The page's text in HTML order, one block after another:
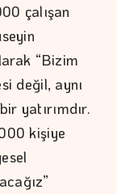
çalışan
“Bizim
değil, aynı
yatırımdır.
kişiye